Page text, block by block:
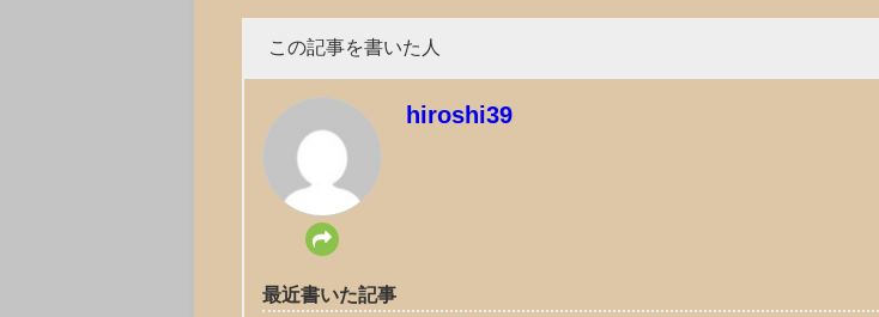
この記事を書いた人
hiroshi39
最近書いた記事